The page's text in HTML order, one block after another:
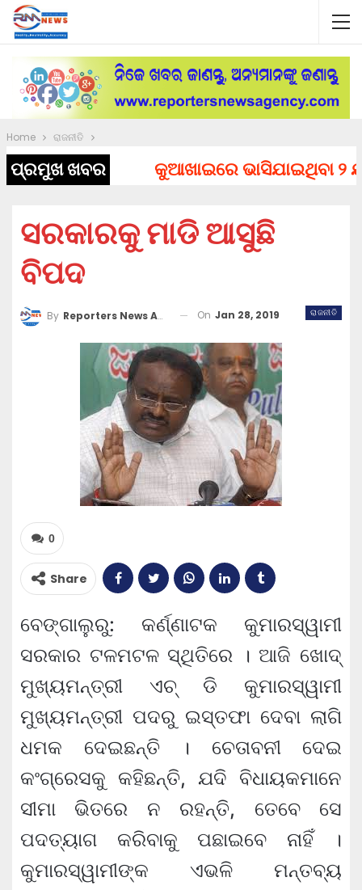
Home ରାଜନୀତି
ପ୍ରମୁଖ ଖବର କୁଆଖାଇରେ ଭାସିଯାଇଥିବା ୨
ସରକାରକୁ ମାଡି ଆସୁଛି
ବିପଦ
ରାଜନୀତି
By Reporters News Agency On Jan 28, 2019
0
Share
ବେଙ୍ଗାଲୁରୁ: କର୍ଣ୍ଣାଟକ କୁମାରସ୍ୱାମୀ
ସରକାର ଟଳମଟଳ ସ୍ଥିତିରେ । ଆଜି ଖୋଦ୍‍
ମୁଖ୍ୟମନ୍ତ୍ରୀ ଏଚ୍‍ ଡି କୁମାରସ୍ୱାମୀ
ମୁଖ୍ୟମନ୍ତ୍ରୀ ପଦରୁ ଇସ୍ତଫା ଦେବା ଲାଗି
ଧମକ ଦେଇଛନ୍ତି । ଚେତାବନୀ ଦେଇ
କଂଗ୍ରେସକୁ କହିଛନ୍ତି, ଯଦି ବିଧାୟକମାନେ
ସୀମା ଭିତରେ ନ ରହନ୍ତି, ତେବେ ସେ
ପଦତ୍ୟାଗ କରିବାକୁ ପଛାଇବେ ନାହିଁ ।
କୁମାରସ୍ୱାମୀଙ୍କ ଏଭଳି ମନ୍ତବ୍ୟ